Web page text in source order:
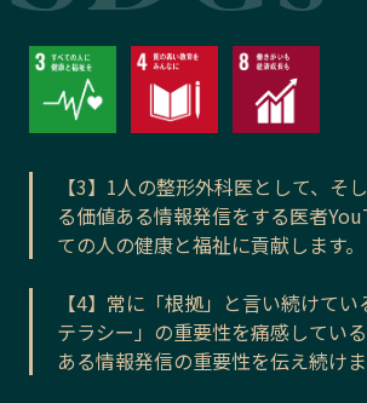
【3】1人の整形外科医として、そ
る価値ある情報発信をする医者
ての人の健康と福祉に貢献します。
【4】常に「根拠」と言い続けて
テラシー」の重要性を痛感してい
ある情報発信の重要性を伝え続けま